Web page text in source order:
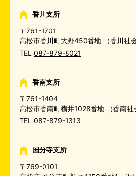
香川支所
〒761-1701
高松市香川町大野450番地
（香川社
TEL 087-879-8021
香南支所
〒761-1404
高松市香南町横井1028番地
（香南
TEL 087-879-1313
国分寺支所
〒769-0101